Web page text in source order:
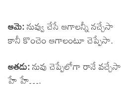
ఆమె:నువ్వు చేసే ఆగాలన్నీ నచ్చేసా
కానీ కొంచెం ఆగాలంటూ చెప్పేసా.
అతడు:నువు చెప్పేలోగా రానే వచ్చేసా
హే హే….